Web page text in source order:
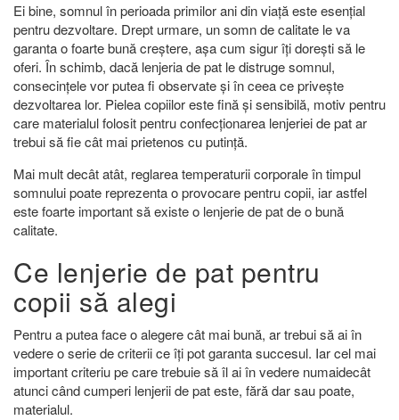
Ei bine, somnul în perioada primilor ani din viață este esențial
pentru dezvoltare. Drept urmare, un somn de calitate le va
garanta o foarte bună creștere, așa cum sigur îți dorești să le
oferi. În schimb, dacă lenjeria de pat le distruge somnul,
consecințele vor putea fi observate și în ceea ce privește
dezvoltarea lor. Pielea copiilor este fină și sensibilă, motiv pentru
care materialul folosit pentru confecționarea lenjeriei de pat ar
trebui să fie cât mai prietenos cu putință.
Mai mult decât atât, reglarea temperaturii corporale în timpul
somnului poate reprezenta o provocare pentru copii, iar astfel
este foarte important să existe o lenjerie de pat de o bună
calitate.
Ce lenjerie de pat pentru
copii să alegi
Pentru a putea face o alegere cât mai bună, ar trebui să ai în
vedere o serie de criterii ce îți pot garanta succesul. Iar cel mai
important criteriu pe care trebuie să îl ai în vedere numaidecât
atunci când cumperi lenjerii de pat este, fără dar sau poate,
materialul.